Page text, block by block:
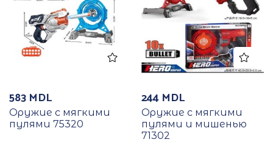
583 MDL
Оружие с мягкими
пулями 75320
244 MDL
Оружие с мягкими
пулями и мишенью
71302